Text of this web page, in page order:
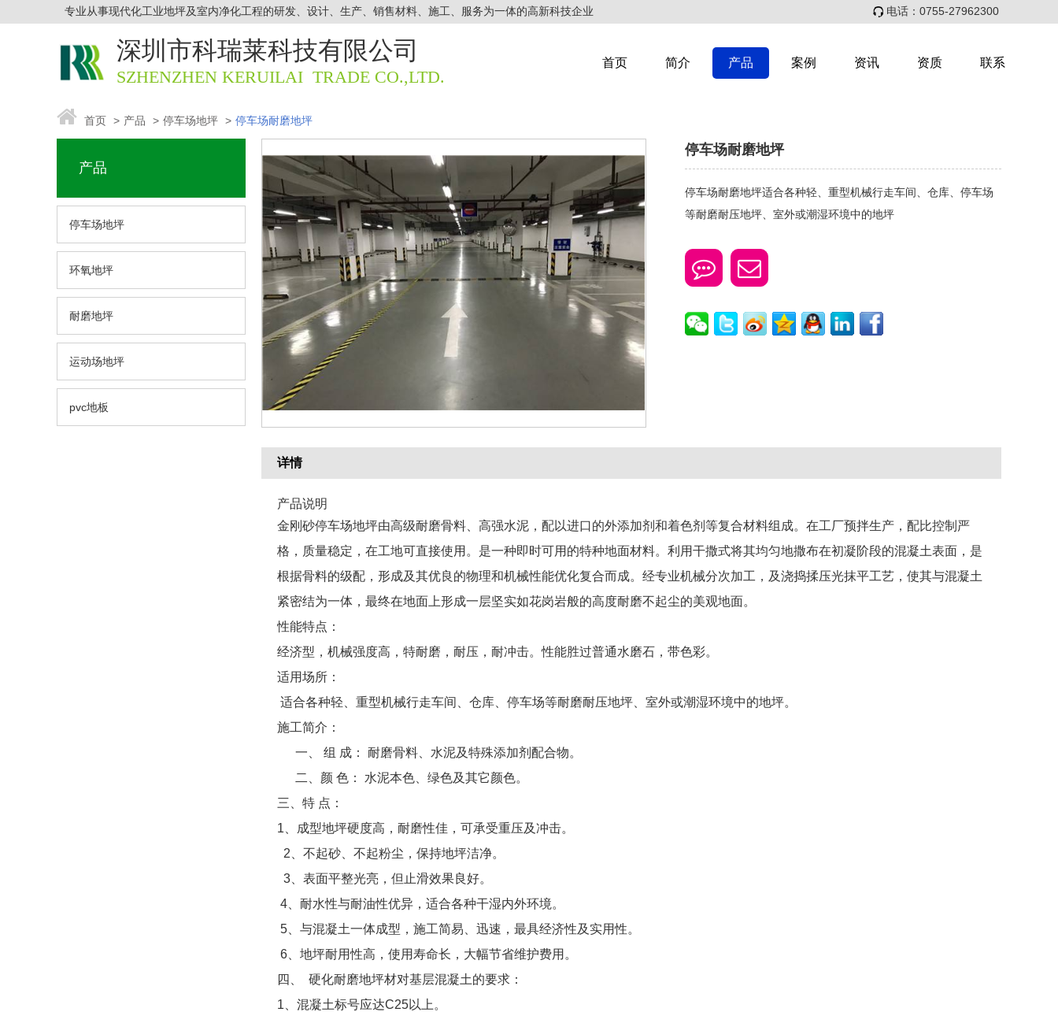
专业从事现代化工业地坪及室内净化工程的研发、设计、生产、销售材料、施工、服务为一体的高新科技企业 电话：0755-27962300
深圳市科瑞莱科技有限公司
SZHENZHEN KERUILAI TRADE CO.,LTD.
首页 简介 产品 案例 资讯 资质 联系
首页 > 产品 > 停车场地坪 > 停车场耐磨地坪
产品
停车场地坪
环氧地坪
耐磨地坪
运动场地坪
pvc地板
停车场耐磨地坪
停车场耐磨地坪适合各种轻、重型机械行走车间、仓库、停车场
等耐磨耐压地坪、室外或潮湿环境中的地坪
 
详情
产品说明
金刚砂停车场地坪由高级耐磨骨料、高强水泥，配以进口的外添加剂和着色剂等复合材料组成。在工厂预拌生产，配比控制严
格，质量稳定，在工地可直接使用。是一种即时可用的特种地面材料。利用干撒式将其均匀地撒布在初凝阶段的混凝土表面，是
根据骨料的级配，形成及其优良的物理和机械性能优化复合而成。经专业机械分次加工，及浇捣揉压光抹平工艺，使其与混凝土
紧密结为一体，最终在地面上形成一层坚实如花岗岩般的高度耐磨不起尘的美观地面。
性能特点：
经济型，机械强度高，特耐磨，耐压，耐冲击。性能胜过普通水磨石，带色彩。
适用场所：
适合各种轻、重型机械行走车间、仓库、停车场等耐磨耐压地坪、室外或潮湿环境中的地坪。
施工简介：
一、
组 成：
耐磨骨料、水泥及特殊添加剂配合物。
二、颜 色：
水泥本色、绿色及其它颜色。
三、特 点：
1 、成型地坪硬度高，耐磨性佳，可承受重压及冲击。
2 、不起砂、不起粉尘，保持地坪洁净。
3 、表面平整光亮，但止滑效果良好。
4 、耐水性与耐油性优异，适合各种干湿内外环境。
5 、与混凝土一体成型，施工简易、迅速，最具经济性及实用性。
6 、地坪耐用性高，使用寿命长，大幅节省维护费用。
四、
硬化耐磨地坪材对基层混凝土的要求：
1 、混凝土标号应达C25以上。